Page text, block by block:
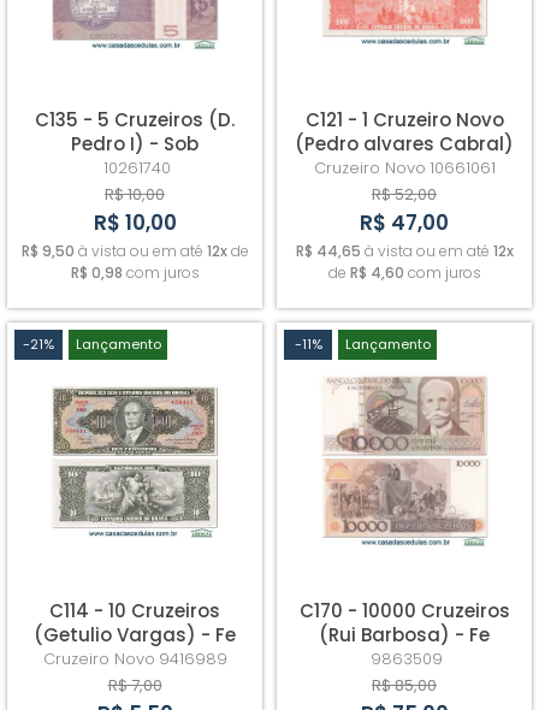
C135 - 5 Cruzeiros (D.
Pedro I) - Sob
10261740
R$ 10,00
R$ 10,00
R$ 9,50 à vista ou em até 12xde
R$ 0,98 com juros
C121 - 1 Cruzeiro Novo
(Pedro alvares Cabral)
- Fe
Cruzeiro Novo 10661061
R$ 52,00
R$ 47,00
R$ 44,65 à vista ou em até 12x
de R$ 4,60 com juros
-21% Lançamento
C114 - 10 Cruzeiros
(Getulio Vargas) - Fe
(C/C de 10 centavos)
Cruzeiro Novo 9416989
R$ 7,00
-11% Lançamento
C170 - 10000 Cruzeiros
(Rui Barbosa) - Fe
9863509
R$ 85,00